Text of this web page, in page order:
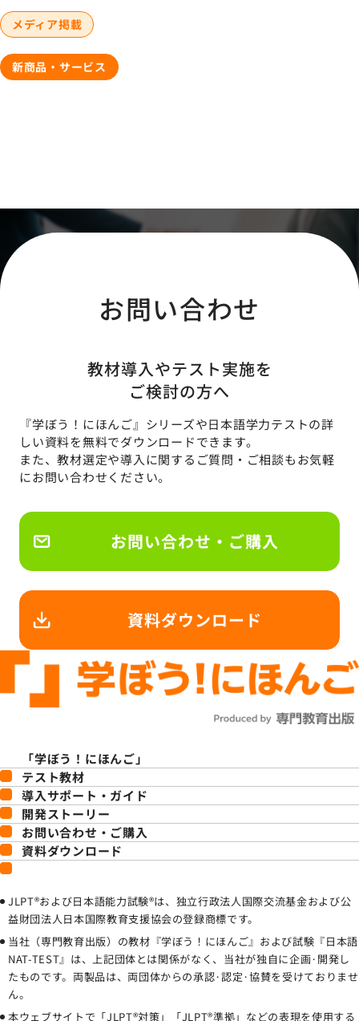
メディア掲載
新商品・サービス
「学ぼう！にほんご」
テスト教材
導入サポート・ガイド
開発ストーリー
お問い合わせ・ご購入
資料ダウンロード
お問い合わせ
教材導入やテスト実施を
ご検討の方へ
『学ぼう！にほんご』シリーズや日本語学力テストの詳
しい資料を無料でダウンロードできます。
また、教材選定や導入に関するご質問・ご相談もお気軽
にお問い合わせください。
お問い合わせ・ご購入
資料ダウンロード
JLPT®および日本語能力試験®は、独立行政法人国際交流基金および公
益財団法人日本国際教育支援協会の登録商標です。
当社（専門教育出版）の教材『学ぼう！にほんご』および試験『日本語
NAT-TEST』は、上記団体とは関係がなく、当社が独自に企画·開発し
たものです。両製品は、両団体からの承認·認定·協賛を受けておりませ
ん。
本ウェブサイトで「JLPT®対策」「JLPT®準拠」などの表現を使用する